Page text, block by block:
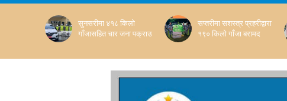
सुनसरीमा ४१८ किलो
गाँजासहित चार जना पक्राउ
सप्तरीमा सशस्त्र प्रहरीद्वारा
१९० किलो गाँजा बरामद